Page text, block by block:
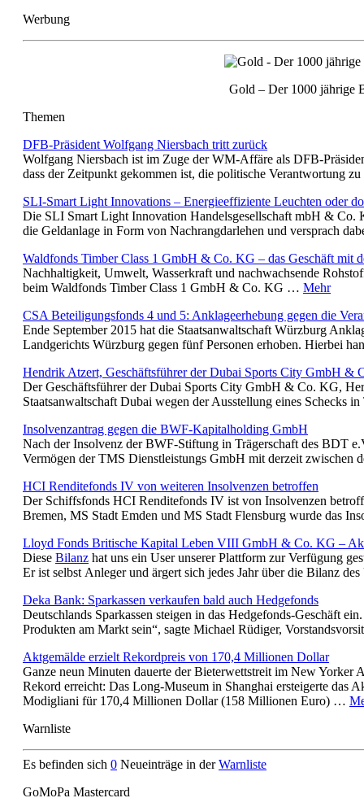
Werbung
Gold – Der 1000 jährige
Themen
DFB-Präsident Wolfgang Niersbach tritt zurück
Wolfgang Niersbach ist im Zuge der WM-Affäre als DFB-
dass der Zeitpunkt gekommen ist, die politische Verantwortung
SLI-Smart Light Innovations – Energieeffiziente Leuchten oder
Die SLI Smart Light Innovation Handelsgesellschaft mbH & Co.
die Geldanlage in Form von Nachrangdarlehen und versprach
Waldfonds Timber Class 1 GmbH & Co. KG – das Geschäft mit
Nachhaltigkeit, Umwelt, Wasserkraft und nachwachsende
beim Waldfonds Timber Class 1 GmbH & Co. KG … Mehr
CSA Beteiligungsfonds 4 und 5: Anklageerhebung gegen die
Ende September 2015 hat die Staatsanwaltschaft Würzburg
Landgerichts Würzburg gegen fünf Personen erhoben. Hierbei
Hendrik Atzert, Geschäftsführer der Dubai Sports City GmbH &
Der Geschäftsführer der Dubai Sports City GmbH & Co. KG,
Staatsanwaltschaft Dubai wegen der Ausstellung eines Schecks
Insolvenzantrag gegen die BWF-Kapitalholding GmbH
Nach der Insolvenz der BWF-Stiftung in Trägerschaft des BDT
Vermögen der TMS Dienstleistungs GmbH mit derzeit
HCI Renditefonds IV von weiteren Insolvenzen betroffen
Der Schiffsfonds HCI Renditefonds IV ist von Insolvenzen
Bremen, MS Stadt Emden und MS Stadt Flensburg wurde das
Lloyd Fonds Britische Kapital Leben VIII GmbH & Co. KG –
Diese Bilanz hat uns ein User unserer Plattform zur Verfügung
Er ist selbst Anleger und ärgert sich jedes Jahr über die Bilanz
Deka Bank: Sparkassen verkaufen bald auch Hedgefonds
Deutschlands Sparkassen steigen in das Hedgefonds-Geschäft
Produkten am Markt sein“, sagte Michael Rüdiger,
Aktgemälde erzielt Rekordpreis von 170,4 Millionen Dollar
Ganze neun Minuten dauerte der Bieterwettstreit im New Yorker
Rekord erreicht: Das Long-Museum in Shanghai ersteigerte das
Modigliani für 170,4 Millionen Dollar (158 Millionen Euro) …
Warnliste
Es befinden sich 0 Neueinträge in derWarnliste
GoMoPa Mastercard